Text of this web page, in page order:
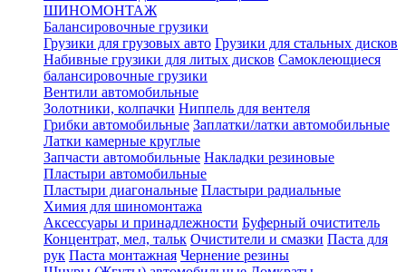
ШИНОМОНТАЖ
Балансировочные грузики
Грузики для грузовых авто Грузики для стальных дисков
Набивные грузики для литых дисков Самоклеющиеся
балансировочные грузики
Вентили автомобильные
Золотники, колпачки Ниппель для вентеля
Грибки автомобильные Заплатки/латки автомобильные
Латки камерные круглые
Запчасти автомобильные Накладки резиновые
Пластыри автомобильные
Пластыри диагональные Пластыри радиальные
Химия для шиномонтажа
Аксессуары и принадлежности Буферный очиститель
Концентрат, мел, тальк Очистители и смазки Паста для
рук Паста монтажная Чернение резины